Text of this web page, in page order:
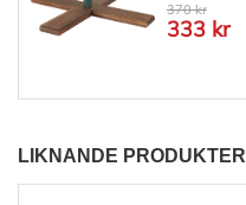
370 kr
333 kr
LIKNANDE PRODUKTER